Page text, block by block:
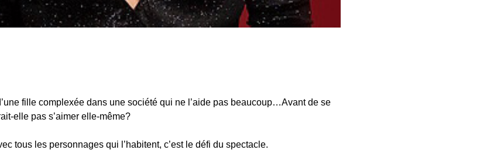
fille complexée dans une société qui ne l’aide pas beaucoup…Avant de se
elle pas s’aimer elle-même?
tous les personnages qui l’habitent, c’est le défi du spectacle.